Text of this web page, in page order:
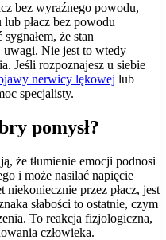
bez wyraźnego powodu,
płacz bez powodu
że stan
uwagi. Nie jest to wtedy
Jeśli rozpoznajesz u siebie
nerwicy lękowej lub
specjalisty.
pomysł?
że tłumienie emocji podnosi
i może nasilać napięcie
przez płacz, jest
słabości to ostatnie, czym
To reakcja fizjologiczna,
człowieka.